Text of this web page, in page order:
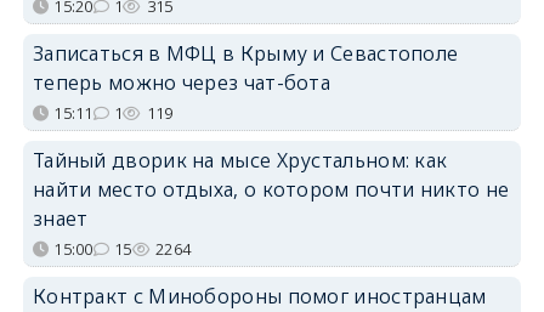
15:20 1 315
Записаться в МФЦ в Крыму и Севастополе
теперь можно через чат-бота
15:11 1 119
Тайный дворик на мысе Хрустальном: как
найти место отдыха, о котором почти никто не
знает
15:00 15 2264
Контракт с Минобороны помог иностранцам